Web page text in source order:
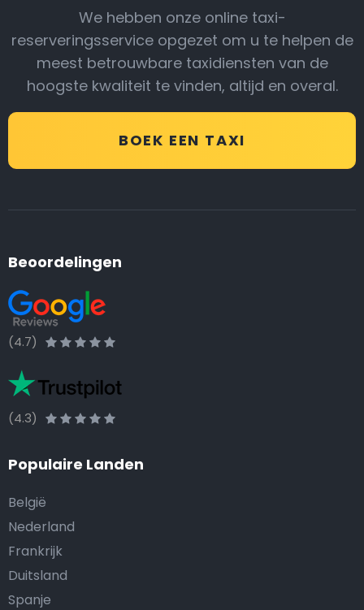
We hebben onze online taxi-
reserveringsservice opgezet om u te helpen de
meest betrouwbare taxidiensten van de
hoogste kwaliteit te vinden, altijd en overal.
BOEK EEN TAXI
Beoordelingen
(4.7)
(4.3)
Populaire Landen
België
Nederland
Frankrijk
Duitsland
Spanje